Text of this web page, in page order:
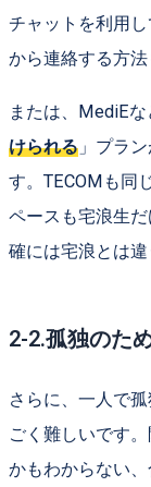
チャットを利用
から連絡する方法
または、MediEな
けられる 」プラ
す。TECOMも同
ペースも宅浪生
確には宅浪とは違
2-2.孤独のた
さらに、一人で
ごく難しいです
かもわからない